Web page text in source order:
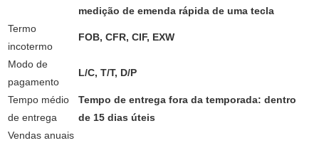
medição de emenda rápida de uma tecla
Termo
incotermo
FOB, CFR, CIF, EXW
Modo de
pagamento
L/C, T/T, D/P
Tempo médio
de entrega
Tempo de entrega fora da temporada: dentro
de 15 dias úteis
Vendas anuais